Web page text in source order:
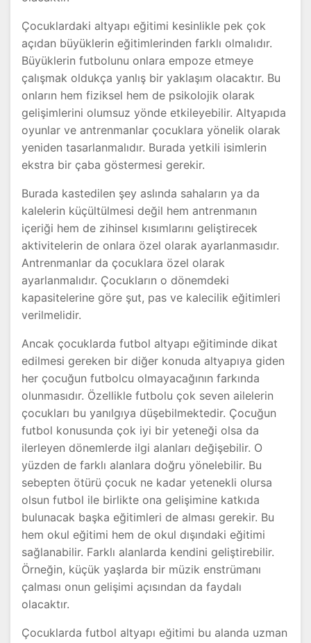
Çocuklardaki altyapı eğitimi kesinlikle pek çok
açıdan büyüklerin eğitimlerinden farklı olmalıdır.
Büyüklerin futbolunu onlara empoze etmeye
çalışmak oldukça yanlış bir yaklaşım olacaktır. Bu
onların hem fiziksel hem de psikolojik olarak
gelişimlerini olumsuz yönde etkileyebilir. Altyapıda
oyunlar ve antrenmanlar çocuklara yönelik olarak
yeniden tasarlanmalıdır. Burada yetkili isimlerin
ekstra bir çaba göstermesi gerekir.
Burada kastedilen şey aslında sahaların ya da
kalelerin küçültülmesi değil hem antrenmanın
içeriği hem de zihinsel kısımlarını geliştirecek
aktivitelerin de onlara özel olarak ayarlanmasıdır.
Antrenmanlar da çocuklara özel olarak
ayarlanmalıdır. Çocukların o dönemdeki
kapasitelerine göre şut, pas ve kalecilik eğitimleri
verilmelidir.
Ancak çocuklarda futbol altyapı eğitiminde dikat
edilmesi gereken bir diğer konuda altyapıya giden
her çocuğun futbolcu olmayacağının farkında
olunmasıdır. Özellikle futbolu çok seven ailelerin
çocukları bu yanılgıya düşebilmektedir. Çocuğun
futbol konusunda çok iyi bir yeteneği olsa da
ilerleyen dönemlerde ilgi alanları değişebilir. O
yüzden de farklı alanlara doğru yönelebilir. Bu
sebepten ötürü çocuk ne kadar yetenekli olursa
olsun futbol ile birlikte ona gelişimine katkıda
bulunacak başka eğitimleri de alması gerekir. Bu
hem okul eğitimi hem de okul dışındaki eğitimi
sağlanabilir. Farklı alanlarda kendini geliştirebilir.
Örneğin, küçük yaşlarda bir müzik enstrümanı
çalması onun gelişimi açısından da faydalı
olacaktır.
Çocuklarda futbol altyapı eğitimi bu alanda uzman